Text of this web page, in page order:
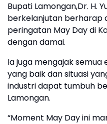
Bupati Lamongan,Dr. H.
berkelanjutan berharap
peringatan May Day di
dengan damai.
Ia juga mengajak
yang baik dan situasi
industri dapat tumbuh
Lamongan.
“Moment May Day ini